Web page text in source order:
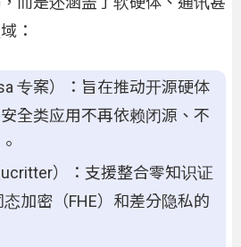
：
专案）：旨在推动开源硬体
全类应用不再依赖闭源、不
）：支援整合零知识证
加密（FHE）和差分隐私的